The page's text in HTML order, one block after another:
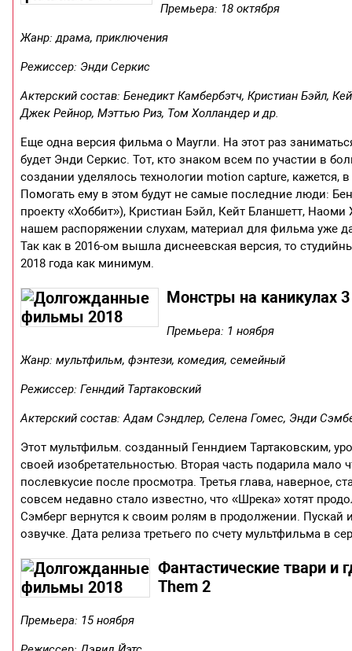
Премьера: 18 октября
Жанр: драма, приключения
Режиссер: Энди Серкис
Актерский состав: Бенедикт Камбербэтч, Кристиан Бэйл,
Джек Рейнор, Мэттью Риз, Том Холландер и др.
Еще одна версия фильма о Маугли. На этот раз
будет Энди Серкис. Тот, кто знаком всем по участии в
создании уделялось технологии motion capture,
Помогать ему в этом будут не самые последние люди:
проекту «Хоббит»), Кристиан Бэйл, Кейт Бланшетт,
нашем распоряжении слухам, материал для фильма уже
Так как в 2016-ом вышла диснеевская версия, то
2018 года как минимум.
Монстры на каникулах
Премьера: 1 ноября
Жанр: мультфильм, фэнтези, комедия, семейный
Режиссер: Генндий Тартаковский
Актерский состав: Адам Сэндлер, Селена Гомес, Энди
Этот мультфильм. созданный Генндием Тартаковским,
своей изобретательностью. Вторая часть подарила
послевкусие после просмотра. Третья глава, наверное,
совсем недавно стало известно, что «Шрека» хотят
Сэмберг вернутся к своим ролям в продолжении.
озвучке. Дата релиза третьего по счету мультфильма в
Фантастические твари и
Them 2
Премьера: 15 ноября